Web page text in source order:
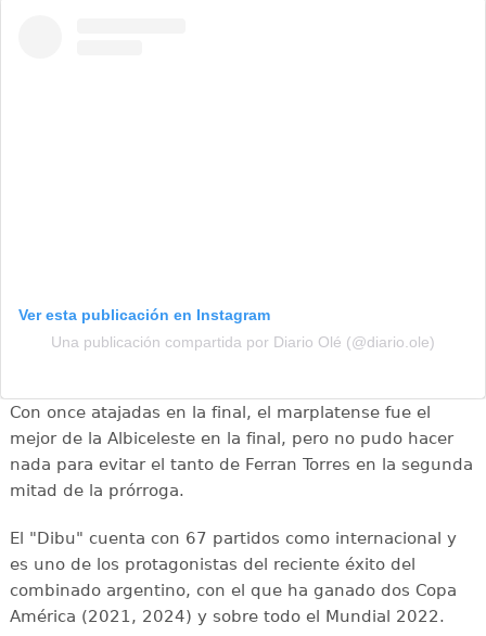
Ver esta publicación en Instagram
Una publicación compartida por Diario Olé (@diario.ole)
Con once atajadas en la final, el marplatense fue el
mejor de la Albiceleste en la final, pero no pudo hacer
nada para evitar el tanto de Ferran Torres en la segunda
mitad de la prórroga.
El "Dibu" cuenta con 67 partidos como internacional y
es uno de los protagonistas del reciente éxito del
combinado argentino, con el que ha ganado dos Copa
América (2021, 2024) y sobre todo el Mundial 2022.